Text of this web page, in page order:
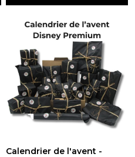
Calendrier de l'avent -